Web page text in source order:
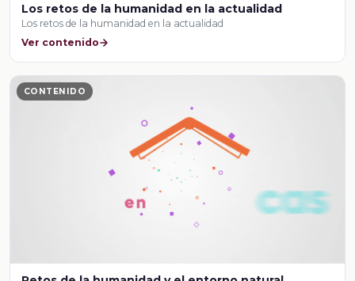
Los retos de la humanidad en la actualidad
Los retos de la humanidad en la actualidad
Ver contenido
CONTENIDO